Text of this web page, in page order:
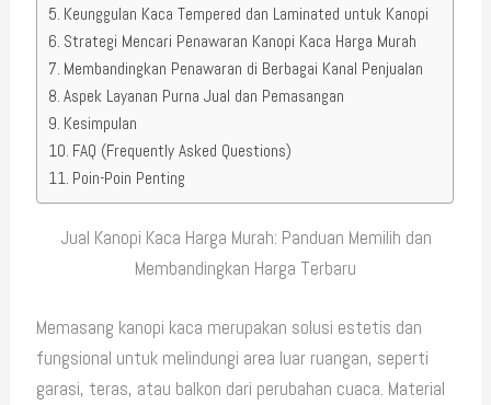
Keunggulan Kaca Tempered dan Laminated untuk Kanopi
Strategi Mencari Penawaran Kanopi Kaca Harga Murah
Membandingkan Penawaran di Berbagai Kanal Penjualan
Aspek Layanan Purna Jual dan Pemasangan
Kesimpulan
FAQ (Frequently Asked Questions)
Poin-Poin Penting
Jual Kanopi Kaca Harga Murah: Panduan Memilih dan
Membandingkan Harga Terbaru
Memasang kanopi kaca merupakan solusi estetis dan
fungsional untuk melindungi area luar ruangan, seperti
garasi, teras, atau balkon dari perubahan cuaca. Material